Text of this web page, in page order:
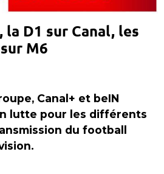
la D1 sur Canal, les
M6
Canal+ et beIN
lutte pour les différents
du football